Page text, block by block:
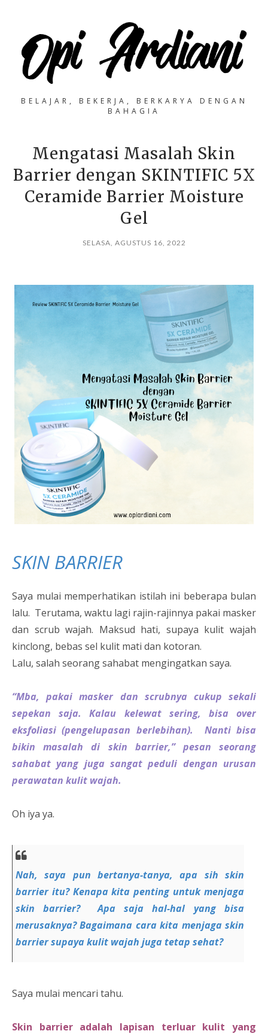
BELAJAR, BEKERJA, BERKARYA DENGAN
BAHAGIA
Mengatasi Masalah Skin
Barrier dengan SKINTIFIC 5X
Ceramide Barrier Moisture
Gel
SELASA, AGUSTUS 16, 2022
SKIN BARRIER
Saya mulai memperhatikan istilah ini beberapa bulan
lalu. Terutama, waktu lagi rajin-rajinnya pakai masker
dan scrub wajah. Maksud hati, supaya kulit wajah
kinclong, bebas sel kulit mati dan kotoran.
Lalu, salah seorang sahabat mengingatkan saya.
“Mba, pakai masker dan scrubnya cukup sekali
sepekan saja. Kalau kelewat sering, bisa over
eksfoliasi (pengelupasan berlebihan). Nanti bisa
bikin masalah di skin barrier,” pesan seorang
sahabat yang juga sangat peduli dengan urusan
perawatan kulit wajah.
Oh iya ya.
Nah, saya pun bertanya-tanya, apa sih skin
barrier itu? Kenapa kita penting untuk menjaga
skin barrier? Apa saja hal-hal yang bisa
merusaknya? Bagaimana cara kita menjaga skin
barrier supaya kulit wajah juga tetap sehat?
Saya mulai mencari tahu.
Skin barrier adalah lapisan terluar kulit yang